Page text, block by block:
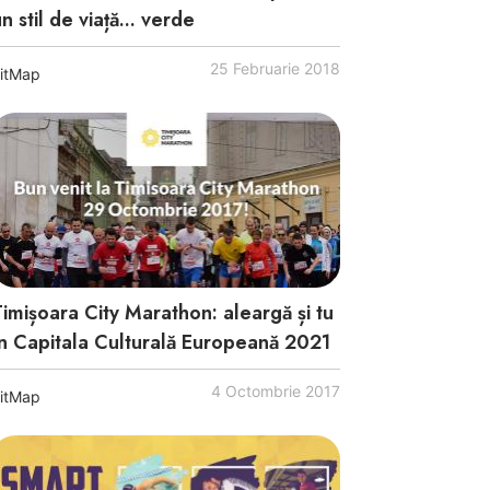
stil de viață... verde
25 Februarie 2018
City Marathon: aleargă și tu
Capitala Culturală Europeană 2021
4 Octombrie 2017